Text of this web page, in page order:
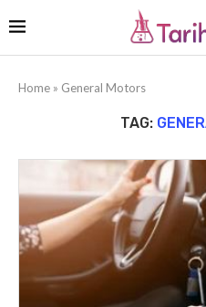
Home » General Motors
TAG: